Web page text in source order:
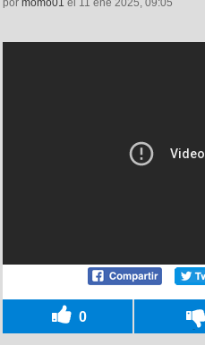
por momo01 el 11 ene 2025, 09:05
0